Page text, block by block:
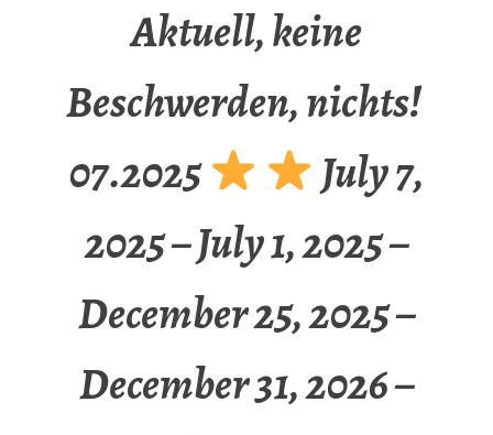
Aktuell, keine
Beschwerden, nichts!
07.2025
July 7,
2025 – July 1, 2025 –
December 25, 2025 –
December 31, 2026 –